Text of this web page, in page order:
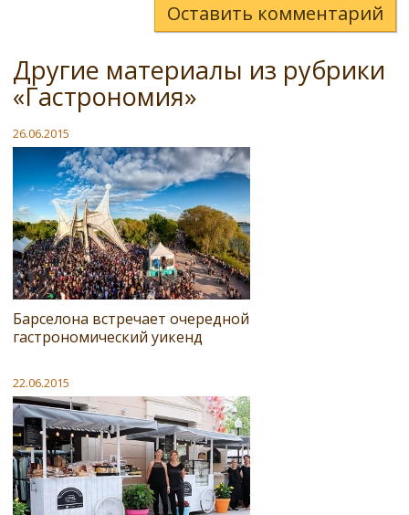
Оставить комментарий
Другие материалы из рубрики
«Гастрономия»
26.06.2015
Барселона встречает очередной
гастрономический уикенд
22.06.2015